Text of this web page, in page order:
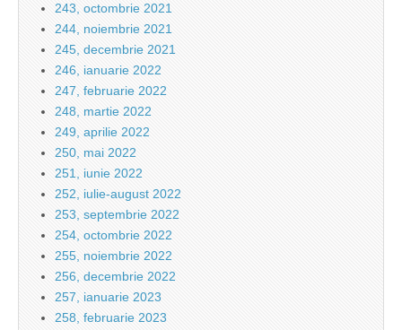
243, octombrie 2021
244, noiembrie 2021
245, decembrie 2021
246, ianuarie 2022
247, februarie 2022
248, martie 2022
249, aprilie 2022
250, mai 2022
251, iunie 2022
252, iulie-august 2022
253, septembrie 2022
254, octombrie 2022
255, noiembrie 2022
256, decembrie 2022
257, ianuarie 2023
258, februarie 2023